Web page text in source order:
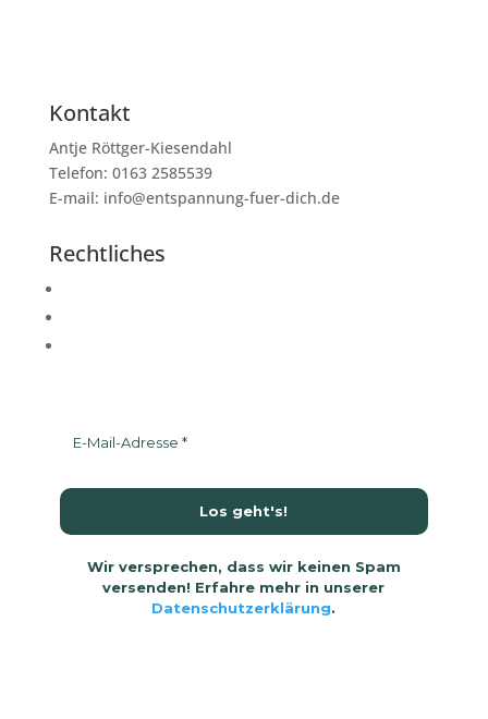
Kontakt
Antje Röttger-Kiesendahl
Telefon: 0163 2585539
E-mail: info@entspannung-fuer-dich.de
Rechtliches
Wir versprechen, dass wir keinen Spam
versenden! Erfahre mehr in unserer
Datenschutzerklärung.